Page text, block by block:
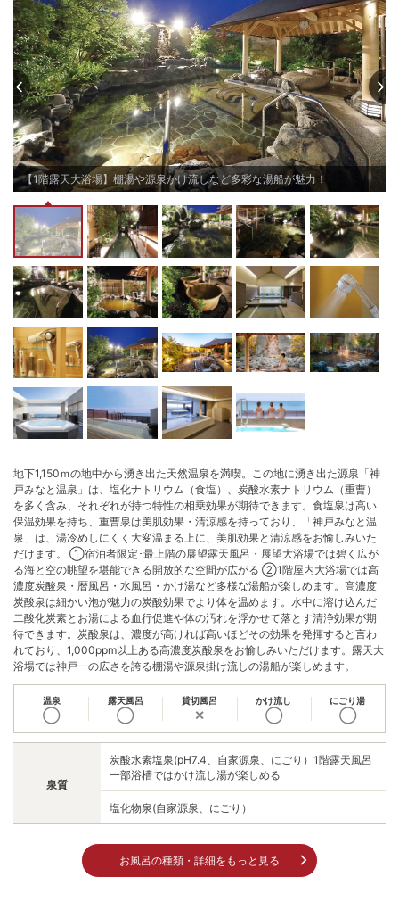
【1階露天大浴場】棚湯や源泉かけ流しなど多彩な湯船が魅力！
地下1,150ｍの地中から湧き出た天然温泉を満喫。この地に湧き出た源泉「神
戸みなと温泉」は、塩化ナトリウム（食塩）、炭酸水素ナトリウム（重曹）
を多く含み、それぞれが持つ特性の相乗効果が期待できます。食塩泉は高い
保温効果を持ち、重曹泉は美肌効果・清涼感を持っており、「神戸みなと温
泉」は、湯冷めしにくく大変温まる上に、美肌効果と清涼感をお愉しみいた
だけます。 ①宿泊者限定･最上階の展望露天風呂・展望大浴場では碧く広が
る海と空の眺望を堪能できる開放的な空間が広がる ②1階屋内大浴場では高
濃度炭酸泉・暦風呂・水風呂・かけ湯など多様な湯船が楽しめます。高濃度
炭酸泉は細かい泡が魅力の炭酸効果でより体を温めます。水中に溶け込んだ
二酸化炭素とお湯による血行促進や体の汚れを浮かせて落とす清浄効果が期
待できます。炭酸泉は、濃度が高ければ高いほどその効果を発揮すると言わ
れており、1,000ppm以上ある高濃度炭酸泉をお愉しみいただけます。露天大
浴場では神戸一の広さを誇る棚湯や源泉掛け流しの湯船が楽しめます。
温泉
◯
露天風呂
◯
貸切風呂
✕
かけ流し
◯
にごり湯
◯
泉質
炭酸水素塩泉(pH7.4、自家源泉、にごり）1階露天風呂
一部浴槽ではかけ流し湯が楽しめる
塩化物泉(自家源泉、にごり）
お風呂の種類・詳細をもっと見る